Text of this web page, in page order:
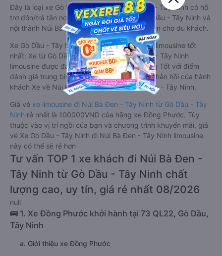
Đây là loại xe Gò Dầu - Tây Ninh Núi Bà Đen - Tây Ninh có hỗ
trợ đón/trả tận nơi miễn phí tại nội thành Gò Dầu - Tây Ninh và
nội thành Núi Bà Đen - Tây Ninh, rất thuận tiện cho du khách.
Xe Gò Dầu - Tây Ninh Núi Bà Đen - Tây Ninh limousine tốt
nhất: Xe từ Gò Dầu - Tây Ninh đi Núi Bà Đen - Tây Ninh
limousine được đánh giá chung có chất lượng Tốt với điểm
đánh giá trung bình từ 4.7/5 dựa trên 2197 phản hồi của hành
khách Xe về Núi Bà Đen - Tây Ninh từ Gò Dầu - Tây Ninh.
Giá vé xe limousine đi Núi Bà Đen - Tây Ninh từ Gò Dầu - Tây
Ninh rẻ nhất là 100000VND của hãng xe Đồng Phước. Tùy
thuộc vào vị trí ngồi của bạn và chương trình khuyến mãi, giá
vé Xe Gò Dầu - Tây Ninh đi Núi Bà Đen - Tây Ninh limousine
này có thể sẽ rẻ hơn
Tư vấn TOP 1 xe khách đi Núi Bà Đen -
Tây Ninh từ Gò Dầu - Tây Ninh chất
lượng cao, uy tín, giá rẻ nhất 08/2026
null
🚌 1. Xe Đồng Phước khởi hành tại 73 QL22, Gò Dầu,
Tây Ninh
a. Giới thiệu xe Đồng Phước